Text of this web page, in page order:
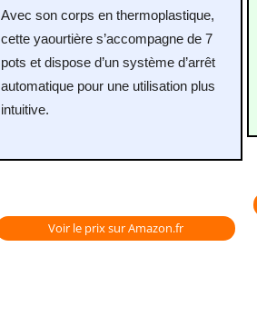
Avec son corps en thermoplastique,
cette yaourtière s’accompagne de 7
pots et dispose d’un système d’arrêt
automatique pour une utilisation plus
intuitive.
Voir le prix sur Amazon.fr